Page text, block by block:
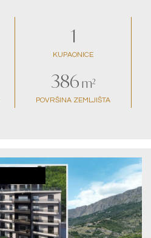
1
KUPAONICE
386 m²
POVRŠINA ZEMLJIŠTA